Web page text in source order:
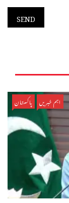
اہم خبریں پاکستان